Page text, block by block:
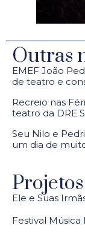
Outras
EMEF João
de teatro e
Recreio nas
teatro da DRE
Seu Nilo e
um dia de
Ele e Suas
Festival Música